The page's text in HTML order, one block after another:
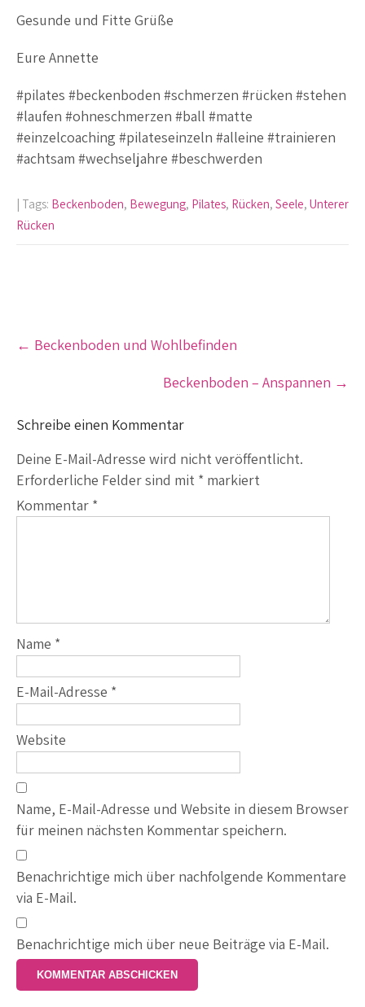
Gesunde und Fitte Grüße
Eure Annette
#pilates #beckenboden #schmerzen #rücken #stehen
#laufen #ohneschmerzen #ball #matte
#einzelcoaching #pilateseinzeln #alleine #trainieren
#achtsam #wechseljahre #beschwerden
| Tags: Beckenboden, Bewegung, Pilates, Rücken, Seele, Unterer
Rücken
Post
navigation
← Beckenboden und Wohlbefinden
Beckenboden – Anspannen →
Schreibe einen Kommentar
Deine E-Mail-Adresse wird nicht veröffentlicht.
Erforderliche Felder sind mit * markiert
Kommentar *
Name *
E-Mail-Adresse *
Website
Name, E-Mail-Adresse und Website in diesem Browser
für meinen nächsten Kommentar speichern.
Benachrichtige mich über nachfolgende Kommentare
via E-Mail.
Benachrichtige mich über neue Beiträge via E-Mail.